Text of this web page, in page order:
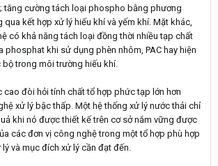
tăng cường tách loại phospho bằng phương
kết hợp xử lý hiếu khí và yếm khí. Mặt khác,
có khả năng tách loại đồng thời nhiều tạp chất
phosphat khi sử dụng phèn nhôm, PAC hay hiện
trong môi trường hiếu khí.
cao đòi hỏi tính chất tổ hợp phức tạp lớn hơn
xử lý bậc thấp. Một hệ thống xử lý nước thải chỉ
khi nó được thiết kế trên cơ sở nắm vững được
các đơn vị công nghệ trong một tổ hợp phù hợp
và mục đích xử lý cần đạt đến.